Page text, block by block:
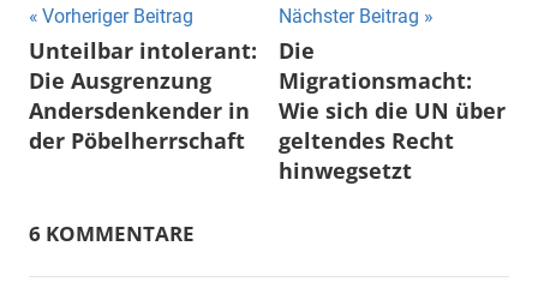
Beitragsnavigation
Vorheriger Beitrag
Unteilbar intolerant:
Die Ausgrenzung
Andersdenkender in
der Pöbelherrschaft
Nächster Beitrag
Die
Migrationsmacht:
Wie sich die UN über
geltendes Recht
hinwegsetzt
6 KOMMENTARE